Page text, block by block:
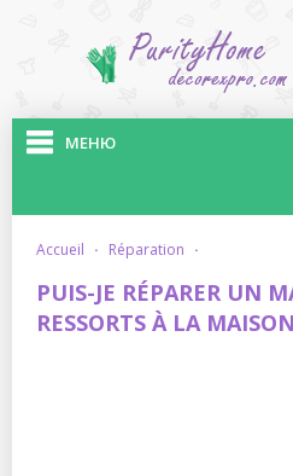
МЕНЮ
accueil · réparation ·
PUIS-JE RÉPARER UN
RESSORTS À LA